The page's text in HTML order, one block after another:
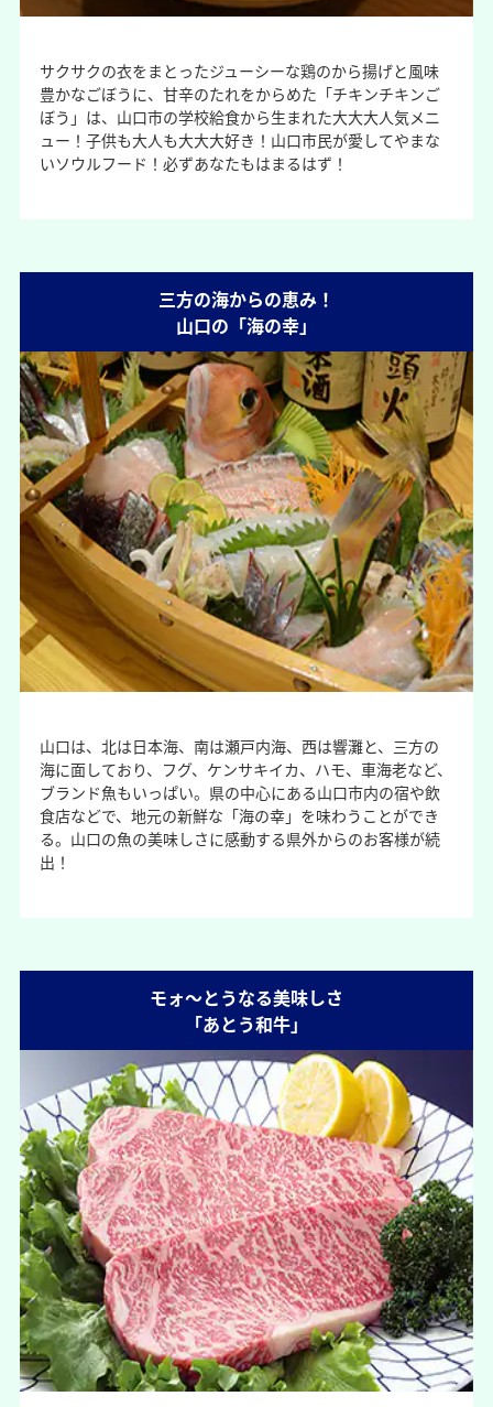
サクサクの衣をまとったジューシーな鶏のから揚げと風味
豊かなごぼうに、甘辛のたれをからめた「チキンチキンご
ぼう」は、山口市の学校給食から生まれた大大大人気メニ
ュー！子供も大人も大大大好き！山口市民が愛してやまな
いソウルフード！必ずあなたもはまるはず！
三方の海からの恵み！
山口の「海の幸」
山口は、北は日本海、南は瀬戸内海、西は響灘と、三方の
海に面しており、フグ、ケンサキイカ、ハモ、車海老など、
ブランド魚もいっぱい。県の中心にある山口市内の宿や飲
食店などで、地元の新鮮な「海の幸」を味わうことができ
る。山口の魚の美味しさに感動する県外からのお客様が続
出！
モォ～とうなる美味しさ
「あとう和牛」